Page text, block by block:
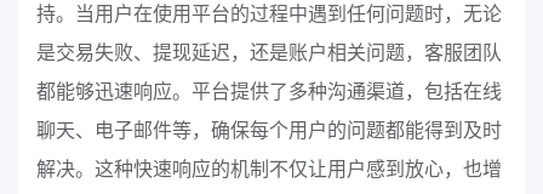
持。当用户在使用平台的过程中遇到任何问题时，无论
是交易失败、提现延迟，还是账户相关问题，客服团队
都能够迅速响应。平台提供了多种沟通渠道，包括在线
聊天、电子邮件等，确保每个用户的问题都能得到及时
解决。这种快速响应的机制不仅让用户感到放心，也增